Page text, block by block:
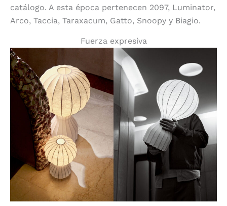
catálogo. A esta época pertenecen 2097, Luminator,
Arco, Taccia, Taraxacum, Gatto, Snoopy y Biagio.
Fuerza expresiva